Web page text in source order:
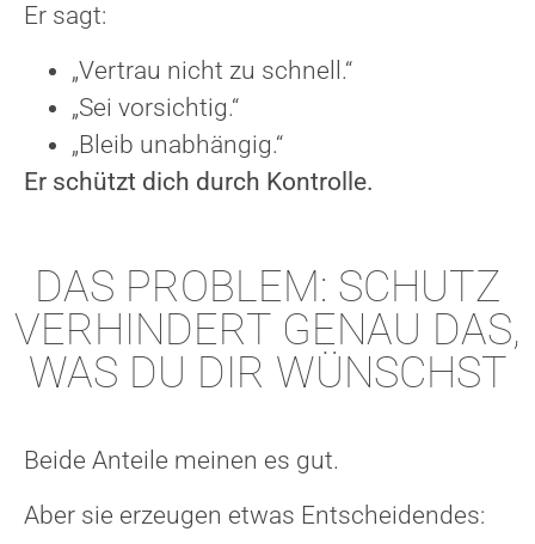
Er sagt:
„Vertrau nicht zu schnell.“
„Sei vorsichtig.“
„Bleib unabhängig.“
Er schützt dich durch Kontrolle.
DAS PROBLEM: SCHUTZ
VERHINDERT GENAU DAS,
WAS DU DIR WÜNSCHST
Beide Anteile meinen es gut.
Aber sie erzeugen etwas Entscheidendes: